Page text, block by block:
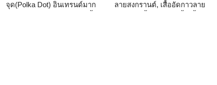
จุด(Polka Dot) อินเทรนด์มาก
ลายสงกรานต์, เสื้ออัดกาวลาย